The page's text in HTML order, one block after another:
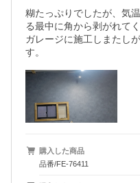
糊たっぷりでしたが、気
る最中に角から剥がれて
ガレージに施工しまたし
す。
購入した商品
品番/FE-76411